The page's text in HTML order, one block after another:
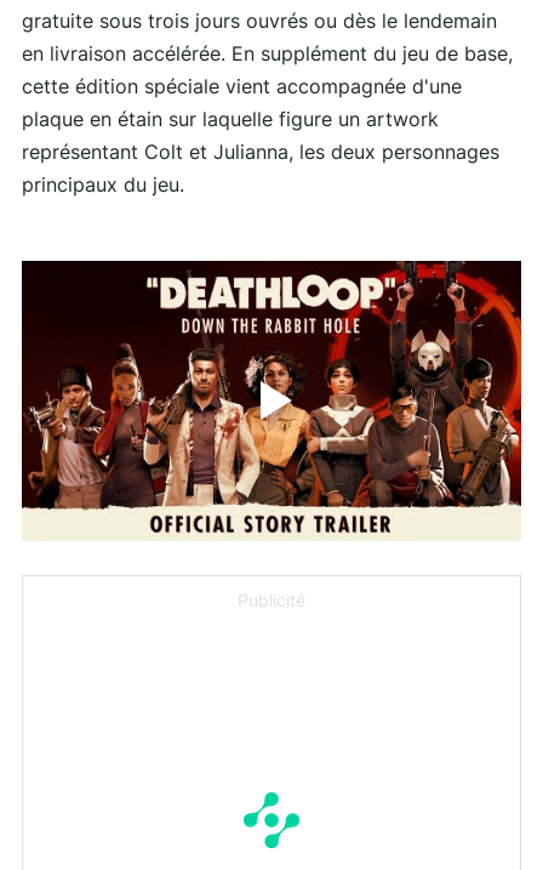
gratuite sous trois jours ouvrés ou dès le lendemain
en livraison accélérée. En supplément du jeu de base,
cette édition spéciale vient accompagnée d'une
plaque en étain sur laquelle figure un artwork
représentant Colt et Julianna, les deux personnages
principaux du jeu.
Publicité